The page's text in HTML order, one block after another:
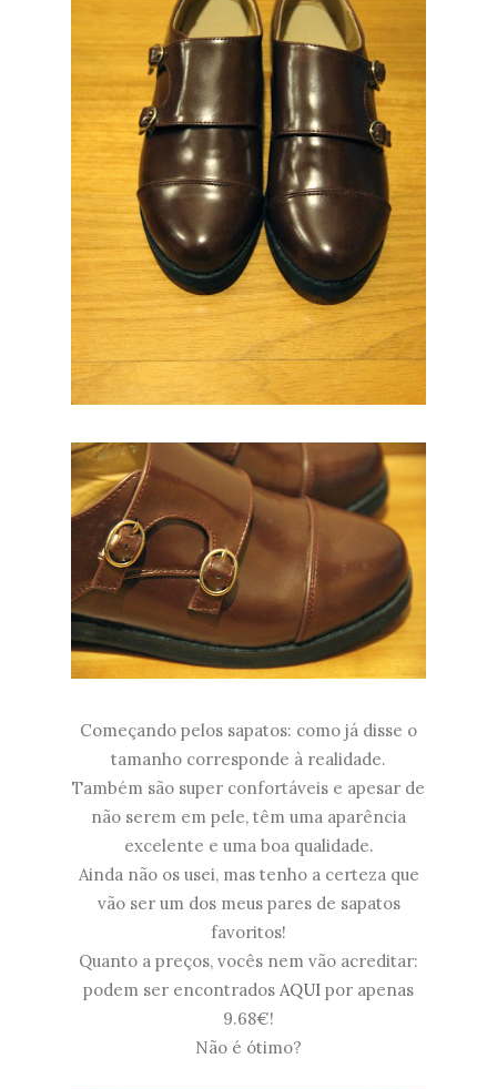
Começando pelos sapatos: como já disse o
tamanho corresponde à realidade.
Também são super confortáveis e apesar de
não serem em pele, têm uma aparência
excelente e uma boa qualidade.
Ainda não os usei, mas tenho a certeza que
vão ser um dos meus pares de sapatos
favoritos!
Quanto a preços, vocês nem vão acreditar:
podem ser encontrados AQUI por apenas
9.68€!
Não é ótimo?